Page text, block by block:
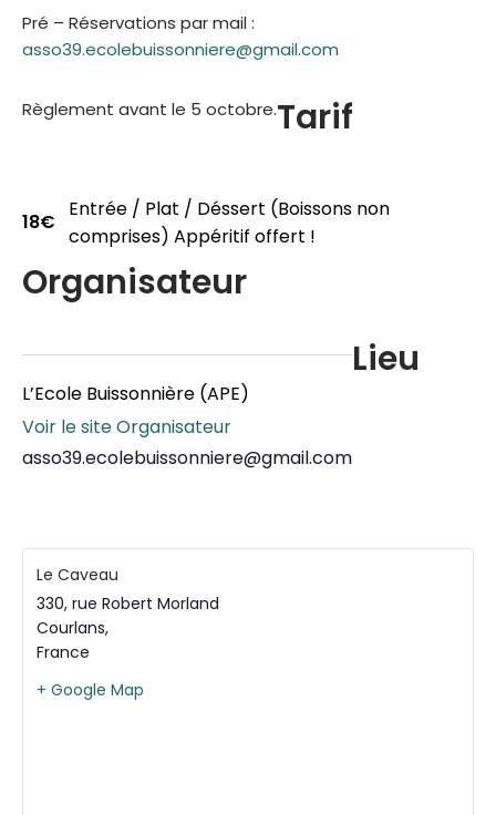
Pré – Réservations par mail :
asso39.ecolebuissonniere@gmail.com
Règlement avant le 5 octobre.Tarif
18€
Entrée / Plat / Déssert (Boissons non
comprises) Appéritif offert !
Organisateur
L’Ecole Buissonnière (APE)
Voir le site Organisateur
asso39.ecolebuissonniere@gmail.com
Lieu
Le Caveau
330, rue Robert Morland
Courlans,
France
+ Google Map